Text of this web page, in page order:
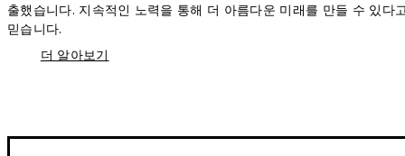
출했습니다. 지속적인 노력을 통해 더 아름다운 미래를 만들 수 있다
믿습니다.
더 알아보기